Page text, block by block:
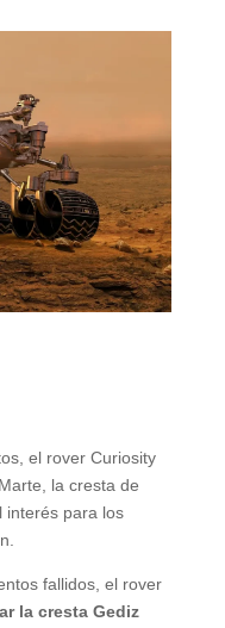
el rover Curiosity
la cresta de
interés para los
fallidos, el rover
la cresta Gediz